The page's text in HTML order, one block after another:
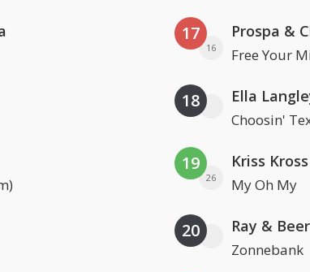
17
16
Prospa &
Free Your
18 Ella
Choosin'
19
26 My Oh My
20 Ray & Beer
Zonnebank